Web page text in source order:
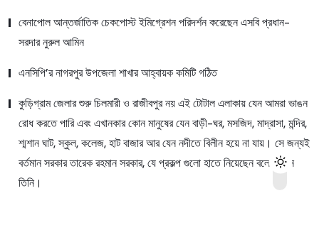
বেনাপোল আন্তর্জাতিক চেকপোস্ট ইমিগ্রেশন পরিদর্শন করেছেন এসবি প্রধান-
সরদার নুরুল আমিন
এনসিপি’র নাগরপুর উপজেলা শাখার আহ্বায়ক কমিটি গঠিত
কুড়িগ্রাম জেলার শুরু চিলমারী ও রাজীবপুর নয় এই টোটাল এলাকায় যেন আমরা ভাঙন
রোধ করতে পারি এবং এখানকার কোন মানুষের যেন বাড়ী-ঘর, মসজিদ, মাদ্রাসা, মন্দির,
শ্মশান ঘাট, স্কুল, কলেজ, হাট বাজার আর যেন নদীতে বিলীন হয়ে না যায়। সে জন্যই
বর্তমান সরকার তারেক রহমান সরকার, যে প্রকল্প গুলো হাতে নিয়েছেন বলে জানান
তিনি।